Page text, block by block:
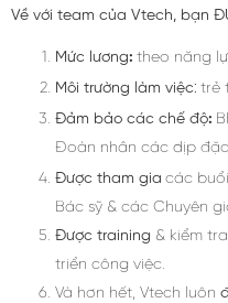
Về với team của Vtech, bạn
Mức lương: theo năng
Môi trường làm việc: trẻ
Đảm bảo các chế độ:
Đoàn nhân các dịp đặc
Được tham gia các
Bác sỹ & các Chuyên
Được training & kiểm
triển công việc.
Và hơn hết, Vtech luôn